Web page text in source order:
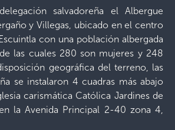
salvadoreña el Albergue
y Villegas, ubicado en el centro
con una población albergada
las cuales 280 son mujeres y 248
geográfica del terreno, las
se instalaron 4 cuadras más abajo
carismática Católica Jardines de
la Avenida Principal 2-40 zona 4,